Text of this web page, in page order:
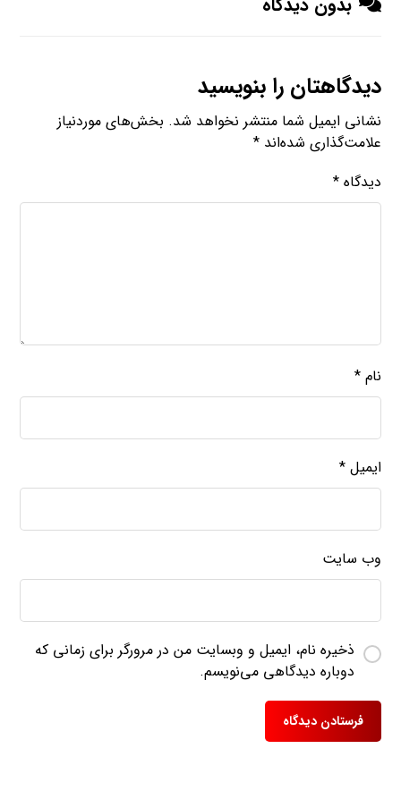
دیدگاهتان را بنویسید
نشانی ایمیل شما منتشر نخواهد شد. بخش‌های موردنیاز
علامت‌گذاری شده‌اند*
دیدگاه*
نام*
ایمیل*
وب‌ سایت
ذخیره نام، ایمیل و وبسایت من در مرورگر برای زمانی که
دوباره دیدگاهی می‌نویسم.